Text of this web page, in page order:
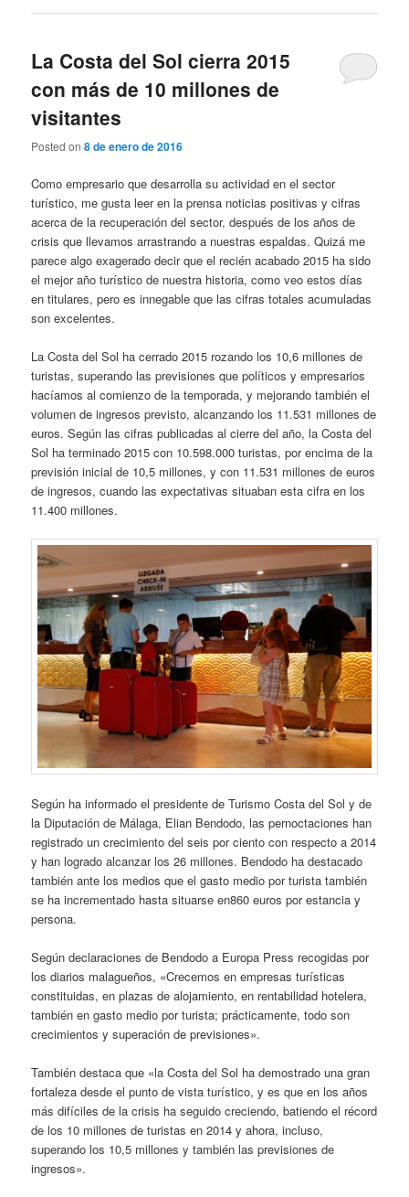
La Costa del Sol cierra 2015
con más de 10 millones de
visitantes
Posted on8 de enero de 2016
Como empresario que desarrolla su actividad en el sector
turístico, me gusta leer en la prensa noticias positivas y cifras
acerca de la recuperación del sector, después de los años de
crisis que llevamos arrastrando a nuestras espaldas. Quizá me
parece algo exagerado decir que el recién acabado 2015 ha sido
el mejor año turístico de nuestra historia, como veo estos días
en titulares, pero es innegable que las cifras totales acumuladas
son excelentes.
La Costa del Sol ha cerrado 2015 rozando los 10,6 millones de
turistas, superando las previsiones que políticos y empresarios
hacíamos al comienzo de la temporada, y mejorando también el
volumen de ingresos previsto, alcanzando los 11.531 millones de
euros. Según las cifras publicadas al cierre del año, la Costa del
Sol ha terminado 2015 con 10.598.000 turistas, por encima de la
previsión inicial de 10,5 millones, y con 11.531 millones de euros
de ingresos, cuando las expectativas situaban esta cifra en los
11.400 millones.
Según ha informado el presidente de Turismo Costa del Sol y de
la Diputación de Málaga, Elian Bendodo, las pernoctaciones han
registrado un crecimiento del seis por ciento con respecto a 2014
y han logrado alcanzar los 26 millones. Bendodo ha destacado
también ante los medios que el gasto medio por turista también
se ha incrementado hasta situarse en860 euros por estancia y
persona.
Según declaraciones de Bendodo a Europa Press recogidas por
los diarios malagueños, «Crecemos en empresas turísticas
constituidas, en plazas de alojamiento, en rentabilidad hotelera,
también en gasto medio por turista; prácticamente, todo son
crecimientos y superación de previsiones».
También destaca que «la Costa del Sol ha demostrado una gran
fortaleza desde el punto de vista turístico, y es que en los años
más difíciles de la crisis ha seguido creciendo, batiendo el récord
de los 10 millones de turistas en 2014 y ahora, incluso,
superando los 10,5 millones y también las previsiones de
ingresos».